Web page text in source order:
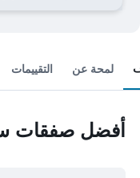
لمحة عن التقييمات
أفضل صفقات